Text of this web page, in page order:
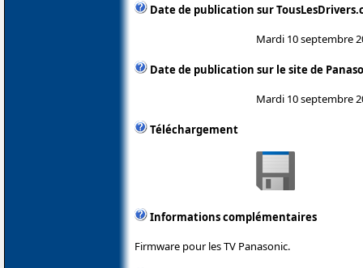
Date de publication sur
Mardi 10 septembre
Date de publication sur le site de
Mardi 10 septembre
Téléchargement
Informations complémentaires
Firmware pour les TV Panasonic.